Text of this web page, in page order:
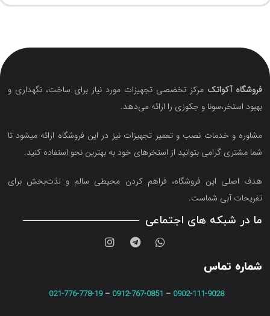
فروشگاه آکواتک مرکز تخصصی تجهیزات مورد نیاز برای ساخت، نگهداری و
بهبود استخر،سونا و جکوزی را ارائه می‌دهد.
مشاوره و خدمات نصب و تعمیر تجهیزات نیز در این فروشگاه ارائه میشود تا
شما مشتری گرامی بتوانید از استخرهای خود به بهترین نحو استفاده کنید.
هدف اصلی این فروشگاه‌، فراهم کردن محیطی سالم و لذت‌بخش برای
تفریحات آبی شماست.
ما در شبکه های اجتماعی
شماره تماس
0902-111-9028
–
0912-767-0851
–
021-776-778-19